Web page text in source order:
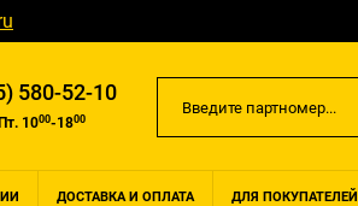
580-52-10
1000-1800
ДОСТАВКА И ОПЛАТА ДЛЯ ПОКУПАТЕЛЕЙ